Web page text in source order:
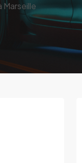
Marseille